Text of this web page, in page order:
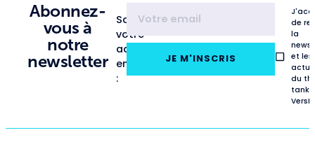
Abonnez-
vous à
notre
newsletter
Saisissez
votre
adresse
email
:
JE M'INSCRIS
de
la
et les
du
tank